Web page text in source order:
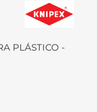
PLÁSTICO -